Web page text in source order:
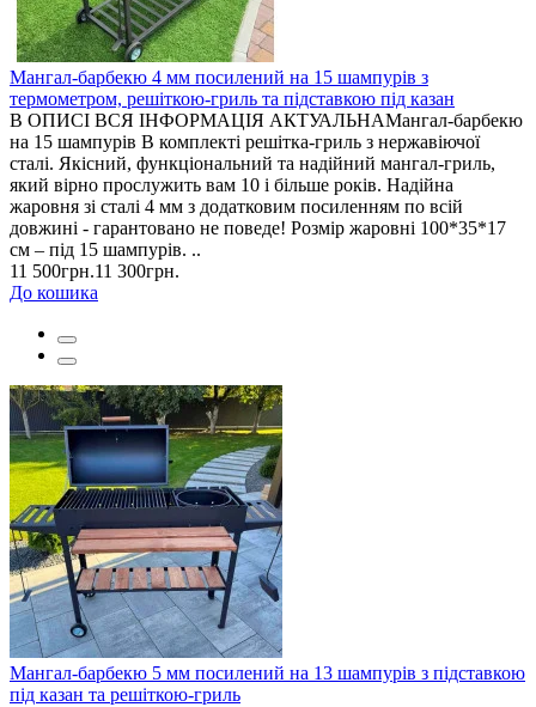
Мангал-барбекю 4 мм посилений на 15 шампурів з
термометром, решіткою-гриль та підставкою під казан
В ОПИСІ ВСЯ ІНФОРМАЦІЯ АКТУАЛЬНАМангал-барбекю
на 15 шампурів В комплекті решітка-гриль з нержавіючої
сталі. Якісний, функціональний та надійний мангал-гриль,
який вірно прослужить вам 10 і більше років. Надійна
жаровня зі сталі 4 мм з додатковим посиленням по всій
довжині - гарантовано не поведе! Розмір жаровні 100*35*17
см – під 15 шампурів. ..
11 500грн.11 300грн.
До кошика
Мангал-барбекю 5 мм посилений на 13 шампурів з підставкою
під казан та решіткою-гриль